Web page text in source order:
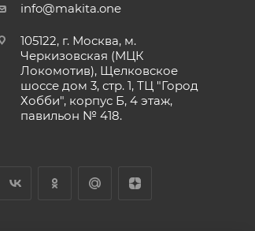
info@makita.one
105122, г. Москва, м.
Черкизовская (МЦК
Локомотив), Щелковское
шоссе дом 3, стр. 1, ТЦ "Город
Хобби", корпус Б, 4 этаж,
павильон № 418.